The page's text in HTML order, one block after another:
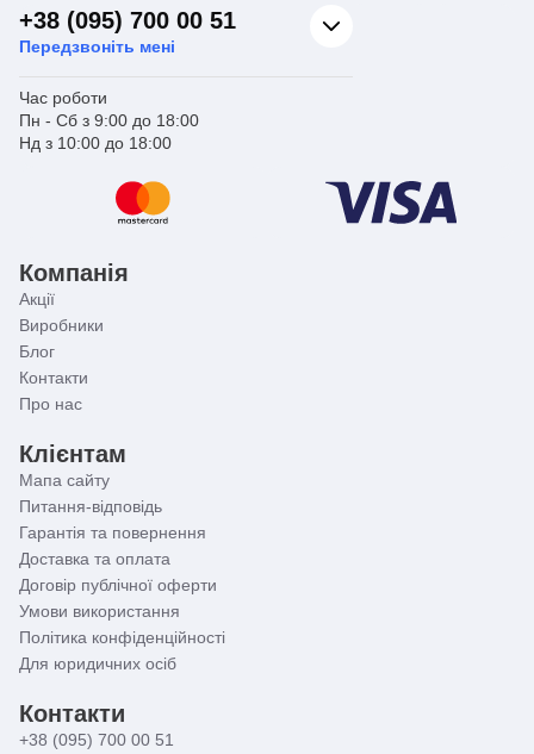
+38 (095) 700 00 51
Передзвоніть мені
Час роботи
Пн - Сб з 9:00 до 18:00
Нд з 10:00 до 18:00
Компанія
Акції
Виробники
Блог
Контакти
Про нас
Клієнтам
Мапа сайту
Питання-відповідь
Гарантія та повернення
Доставка та оплата
Договір публічної оферти
Умови використання
Політика конфіденційності
Для юридичних осіб
Контакти
+38 (095) 700 00 51